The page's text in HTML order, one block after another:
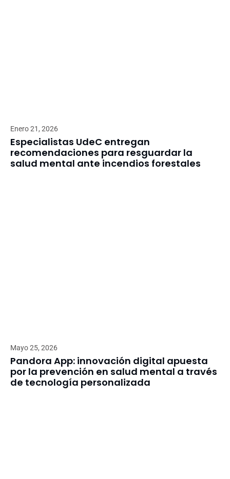
Enero 21, 2026
Especialistas UdeC entregan
recomendaciones para resguardar la
salud mental ante incendios forestales
Mayo 25, 2026
Pandora App: innovación digital apuesta
por la prevención en salud mental a través
de tecnología personalizada